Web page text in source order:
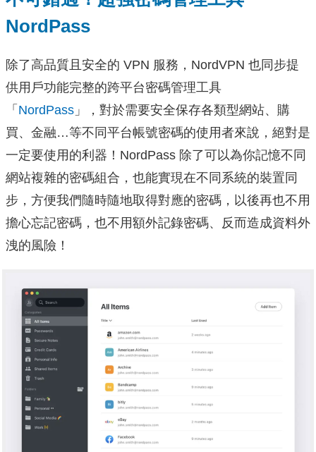
NordPass
除了高品質且安全的 VPN 服務，NordVPN 也同步提
供用戶功能完整的跨平台密碼管理工具
「 NordPass 」，對於需要安全保存各類型網站、購
買、金融…等不同平台帳號密碼的使用者來說，絕對是
一定要使用的利器！NordPass 除了可以為你記憶不同
網站複雜的密碼組合，也能實現在不同系統的裝置同
步，方便我們隨時隨地取得對應的密碼，以後再也不用
擔心忘記密碼，也不用額外記錄密碼、反而造成資料外
洩的風險！